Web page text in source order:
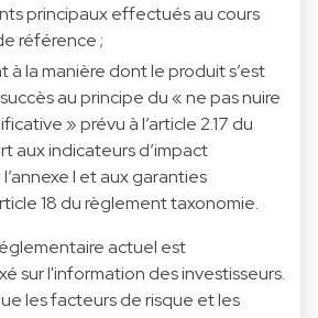
principaux effectués au cours
référence ;
à la manière dont le produit s’est
au principe du « ne pas nuire
» prévu à l’article 2.17 du
aux indicateurs d’impact
I et aux garanties
18 du règlement taxonomie.
actuel est
sur l'information des investisseurs.
les facteurs de risque et les